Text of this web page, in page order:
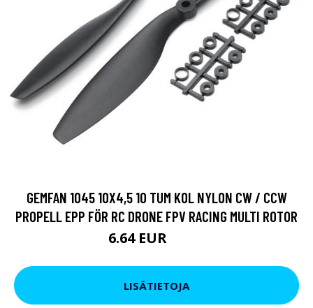
GEMFAN 1045 10X4,5 10 TUM KOL NYLON CW / CCW
PROPELL EPP FÖR RC DRONE FPV RACING MULTI ROTOR
6.64 EUR
LISÄTIETOJA